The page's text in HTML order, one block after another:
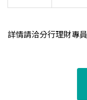
詳情請洽分行理財專